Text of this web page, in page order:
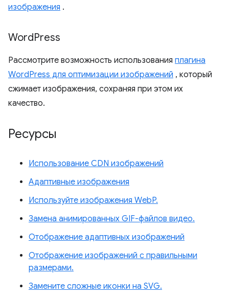
изображения .
WordPress
Рассмотрите возможность использования плагина
WordPress для оптимизации изображений , который
сжимает изображения, сохраняя при этом их
качество.
Ресурсы
Использование CDN изображений
Адаптивные изображения
Используйте изображения WebP.
Замена анимированных GIF-файлов видео.
Отображение адаптивных изображений
Отображение изображений с правильными
размерами.
Замените сложные иконки на SVG.